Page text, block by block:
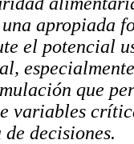
apropiada
el potencial
que
variables
decisiones.